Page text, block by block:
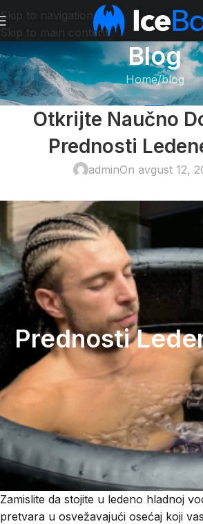
Skip to navigation
Skip to main content
Blog
Home blog
BLOG
Otkrijte Naučno
Prednosti
adminOn avgust 12,
Prednosti
Zamislite da stojite u ledeno hladnoj
pretvara u osvežavajući osećaj koji